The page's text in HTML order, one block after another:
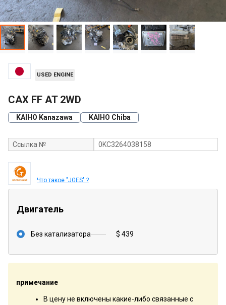
USED ENGINE
CAX FF AT 2WD
KAIHO Kanazawa KAIHO Chiba
Ссылка № 0KC3264038158
Что такое "JGES" ?
Двигатель
Без катализатора $ 439
примечание
В цену не включены какие-либо связанные с